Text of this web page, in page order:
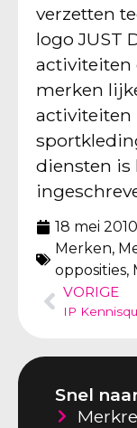
verzetten
logo JUST
activiteiten
merken
activiteiten
diensten is
18 mei 2010
Merken,
opposities,
VORIGE
Snel